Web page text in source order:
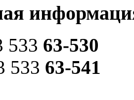
533 63-530
533 63-541